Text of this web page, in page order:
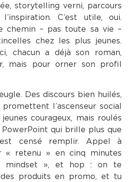
storytelling verni, parcours
C’est utile, oui.
chemin – pas toute sa vie –
chez les plus jeunes.
chacun a déjà son roman,
mais pour orner son profil
Des discours bien huilés,
l’ascenseur social
courageux, mais roulés
qui brille plus que
censé remplir. Appel à
« retenu » en cinq minutes
mindset », et hop : on te
produits en promo, et tu